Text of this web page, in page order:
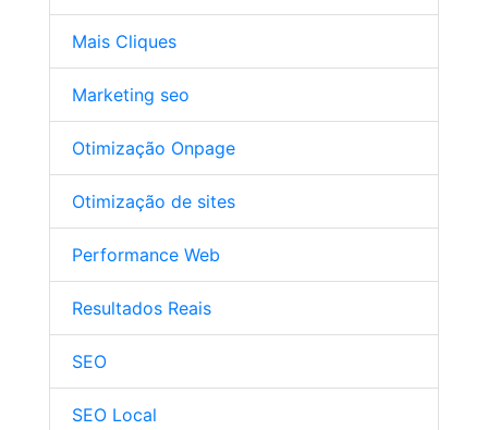
Mais Cliques
Marketing seo
Otimização Onpage
Otimização de sites
Performance Web
Resultados Reais
SEO
SEO Local